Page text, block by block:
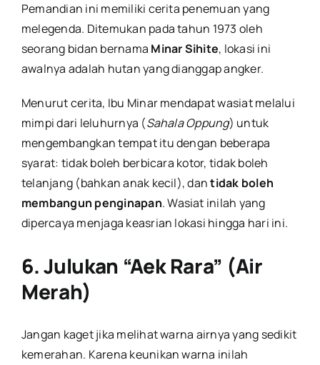
Pemandian ini memiliki cerita penemuan yang
melegenda. Ditemukan pada tahun 1973 oleh
seorang bidan bernama Minar Sihite, lokasi ini
awalnya adalah hutan yang dianggap angker.
Menurut cerita, Ibu Minar mendapat wasiat melalui
mimpi dari leluhurnya (Sahala Oppung) untuk
mengembangkan tempat itu dengan beberapa
syarat: tidak boleh berbicara kotor, tidak boleh
telanjang (bahkan anak kecil), dantidak boleh
membangun penginapan. Wasiat inilah yang
dipercaya menjaga keasrian lokasi hingga hari ini.
6. Julukan “Aek Rara” (Air
Merah)
Jangan kaget jika melihat warna airnya yang sedikit
kemerahan. Karena keunikan warna inilah